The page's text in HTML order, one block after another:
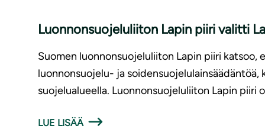
Luonnonsuojeluliiton Lapin piiri valitti
Suomen luonnonsuojeluliiton Lapin piiri
luonnonsuojelu- ja soidensuojelulainsäädäntöä,
suojelualueella. Luonnonsuojeluliiton Lapin
LUE LISÄÄ